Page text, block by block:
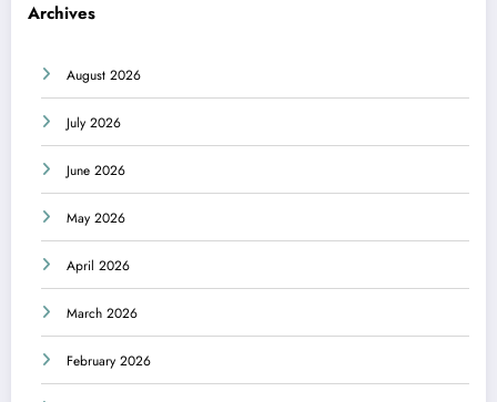
Archives
August 2026
July 2026
June 2026
May 2026
April 2026
March 2026
February 2026